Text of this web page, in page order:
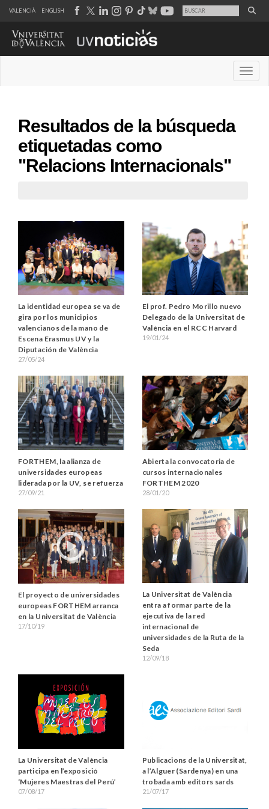
VALENCIÀ ENGLISH
Resultados de la búsqueda
etiquetadas como
"Relacions Internacionals"
La identidad europea se va de
gira por los municipios
valencianos de la mano de
Escena Erasmus UV y la
Diputación de València
27/05/24
El prof. Pedro Morillo nuevo
Delegado de la Universitat de
València en el RCC Harvard
19/01/24
FORTHEM, la alianza de
universidades europeas
liderada por la UV, se refuerza
27/09/21
Abierta la convocatoria de
cursos internacionales
FORTHEM 2020
28/01/20
El proyecto de universidades
europeas FORTHEM arranca
en la Universitat de València
17/10/19
La Universitat de València
entra a formar parte de la
ejecutiva de la red
internacional de
universidades de la Ruta de la
Seda
12/09/18
La Universitat de València
participa en l’exposició
‘Mujeres Maestras del Perú’
07/08/17
Publicacions de la Universitat,
a l’Alguer (Sardenya) en una
trobada amb editors sards
21/07/17